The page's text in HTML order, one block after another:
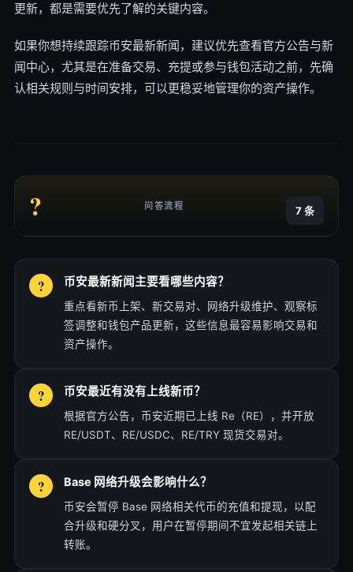
更新，都是需要优先了解的关键内容。
如果你想持续跟踪币安最新新闻，建议优先查看官方公告与新
闻中心，尤其是在准备交易、充提或参与钱包活动之前，先确
认相关规则与时间安排，可以更稳妥地管理你的资产操作。
? 问答流程 7 条
币安最新新闻主要看哪些内容？
重点看新币上架、新交易对、网络升级维护、观察标
签调整和钱包产品更新，这些信息最容易影响交易和
资产操作。
币安最近有没有上线新币？
根据官方公告，币安近期已上线 Re（RE），并开放
RE/USDT、RE/USDC、RE/TRY 现货交易对。
Base 网络升级会影响什么？
币安会暂停 Base 网络相关代币的充值和提现，以配
合升级和硬分叉，用户在暂停期间不宜发起相关链上
转账。